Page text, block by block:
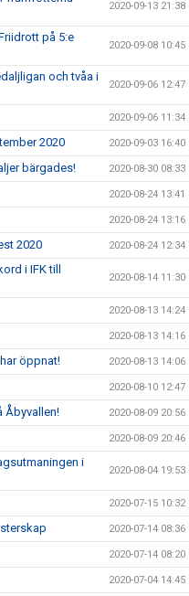
2020-09-13 21:38
på 5:e
2020-09-08 10:45
och tvåa i
2020-09-06 12:47
2020-09-06 11:34
2020 2020-09-03 16:40
bärgades! 2020-08-30 08:33
2020-08-24 13:41
2020-08-24 13:16
2020 2020-08-24 12:34
i IFK till
2020-08-14 11:30
2020-08-13 14:24
2020-08-13 14:16
öppnat! 2020-08-13 14:06
2020-08-10 12:47
Åbyvallen! 2020-08-09 20:56
2020-08-09 20:46
i
2020-08-04 19:53
2020-07-15 10:32
2020-07-14 08:36
2020-07-14 08:20
2020-07-04 14:45